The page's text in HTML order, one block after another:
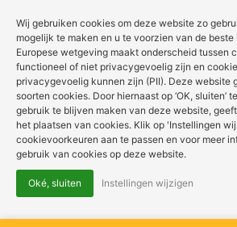
Wij gebruiken cookies om deze website zo
mogelijk te maken en u te voorzien van de beste
Europese wetgeving maakt onderscheid tussen
functioneel of niet privacygevoelig zijn en
privacygevoelig kunnen zijn (PII). Deze website
soorten cookies. Door hiernaast op ‘OK, sluiten’
gebruik te blijven maken van deze website,
het plaatsen van cookies. Klik op 'Instellingen
cookievoorkeuren aan te passen en voor meer
gebruik van cookies op deze website.
Oké, sluiten Instellingen wijzigen